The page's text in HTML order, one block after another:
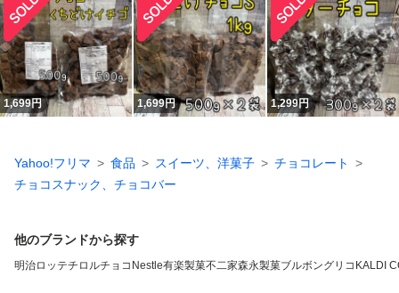
1,699円 1,699円 1,299円
Yahoo!フリマ 食品 スイーツ、洋菓子
チョコレート
チョコスナック、チョコバー
他のブランドから探す
明治ロッテチロルチョコ Nestle有楽製菓不二家森永製菓ブルボングリコ KALDI